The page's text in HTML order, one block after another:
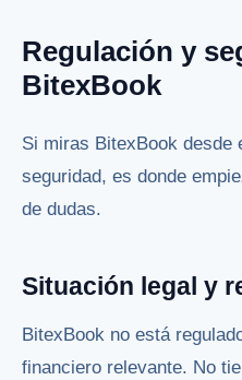
Regulación y
BitexBook
Si miras BitexBook desde
seguridad, es donde
de dudas.
Situación legal y
BitexBook no está
financiero relevante. No